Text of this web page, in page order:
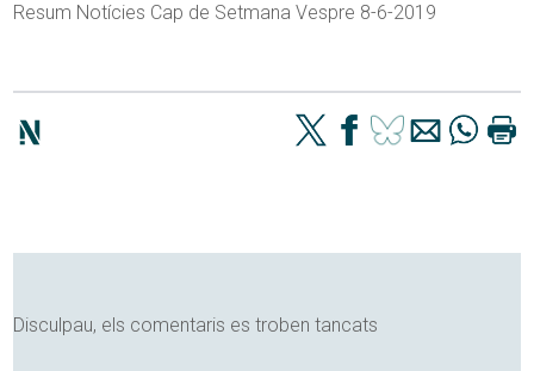
Resum Notícies Cap de Setmana Vespre 8-6-2019
Disculpau, els comentaris es troben tancats